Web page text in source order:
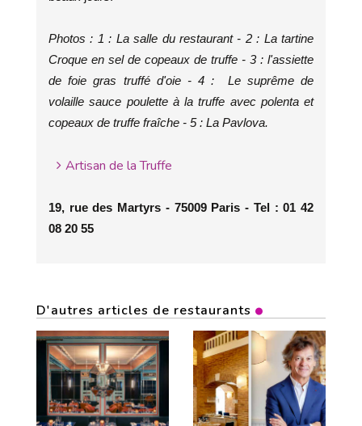
Photos : 1 : La salle du restaurant - 2 : La tartine
Croque en sel de copeaux de truffe - 3 : l'assiette
de foie gras truffé d'oie - 4 : Le suprême de
volaille sauce poulette à la truffe avec polenta et
copeaux de truffe fraîche - 5 : La Pavlova.
Artisan de la Truffe
19, rue des Martyrs - 75009 Paris - Tel : 01 42
08 20 55
D'autres articles de restaurants